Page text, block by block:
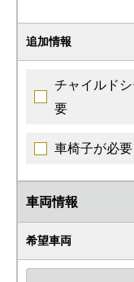
追加情報
チャイルド
要
車椅子が必要
車両情報
希望車両